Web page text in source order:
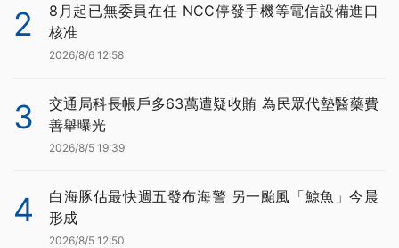
2
8月起已無委員在任 NCC停發手機等電信設備進口
核准
2026/8/6 12:58
3
交通局科長帳戶多63萬遭疑收賄 為民眾代墊醫藥費
善舉曝光
2026/8/5 19:39
4
白海豚估最快週五發布海警 另一颱風「鯨魚」今晨
形成
2026/8/5 12:50